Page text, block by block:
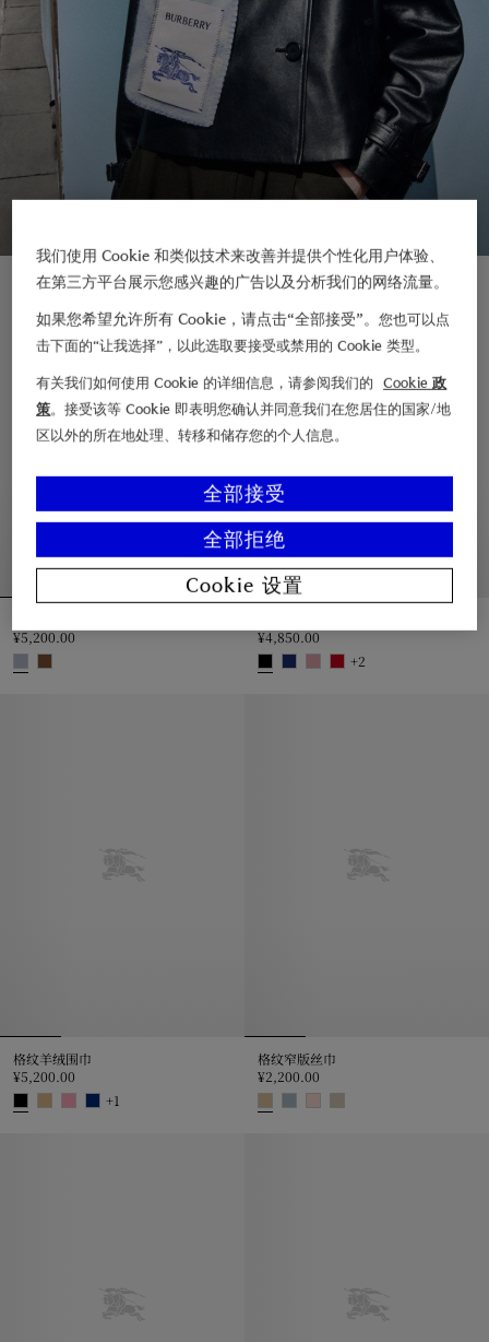
新品上架
¥5,200.00
¥4,850.00
+2
格纹羊绒围巾
¥5,200.00
+1
格纹窄版丝巾
¥2,200.00
我们使用 Cookie 和类似技术来改善并提供个性化用户体验、
在第三方平台展示您感兴趣的广告以及分析我们的网络流量。
如果您希望允许所有 Cookie，请点击“全部接受”。您也可以点
击下面的“让我选择”，以此选取要接受或禁用的 Cookie 类型。
有关我们如何使用 Cookie 的详细信息，请参阅我们的
Cookie 政
策。接受该等 Cookie 即表明您确认并同意我们在您居住的国家/地
区以外的所在地处理、转移和储存您的个人信息。
全部拒绝
全部接受
Cookie 设置